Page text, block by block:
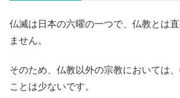
仏滅は日本の六曜の一つで、仏教とは
ません。
そのため、仏教以外の宗教においては
ことは少ないです。